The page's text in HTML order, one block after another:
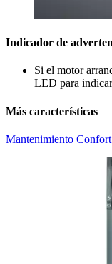
Indicador de
Si el motor
LED para
Más características
Mantenimiento Confort